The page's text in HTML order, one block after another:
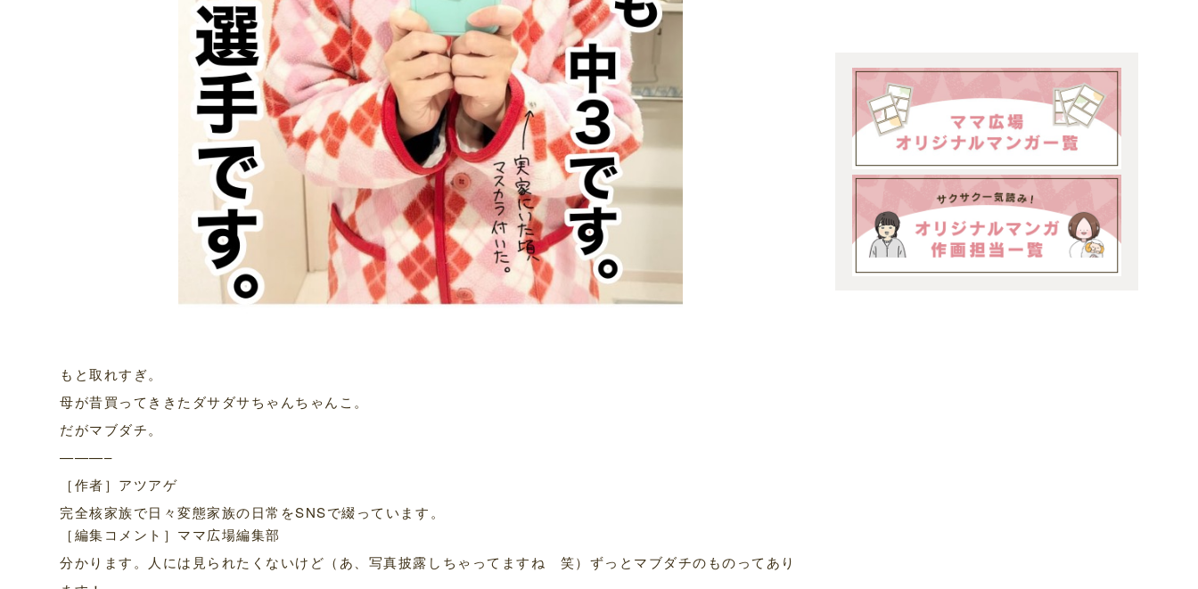
もと取れすぎ。
母が昔買ってききたダサダサちゃんちゃんこ。
だがマブダチ。
———–
［作者］アツアゲ
完全核家族で日々変態家族の日常をSNSで綴っています。
［編集コメント］ママ広場編集部
分かります。人には見られたくないけど（あ、写真披露しちゃってますね 笑）ずっとマブダチのものってあり